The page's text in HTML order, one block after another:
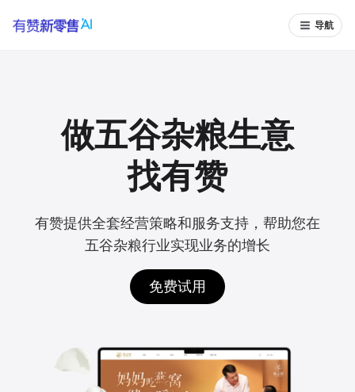
导航
做五谷杂粮生意
找有赞
有赞提供全套经营策略和服务支持，帮助您在
五谷杂粮行业实现业务的增长
免费试用